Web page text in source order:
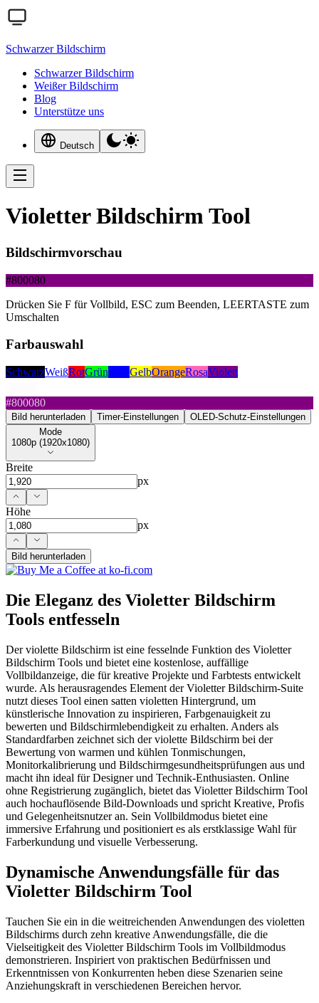
Schwarzer Bildschirm
Schwarzer Bildschirm
Weißer Bildschirm
Blog
Unterstütze uns
Deutsch
Violetter Bildschirm Tool
Bildschirmvorschau
#800080
Drücken Sie F für Vollbild, ESC zum Beenden, LEERTASTE zum
Umschalten
Farbauswahl
SchwarzWeißRotGrün GelbOrangeRosaViolett
#800080
Bild herunterladen Timer-Einstellungen OLED-Schutz-Einstellungen
Mode
Mode
1080p (1920x1080)
Breite
px
Höhe
px
Bild herunterladen
Die Eleganz des Violetter Bildschirm
Tools entfesseln
Der violette Bildschirm ist eine fesselnde Funktion des Violetter
Bildschirm Tools und bietet eine kostenlose, auffällige
Vollbildanzeige, die für kreative Projekte und Farbtests entwickelt
wurde. Als herausragendes Element der Violetter Bildschirm-Suite
nutzt dieses Tool einen satten violetten Hintergrund, um
künstlerische Innovation zu inspirieren, Farbgenauigkeit zu
bewerten und Bildschirmlebendigkeit zu erhalten. Anders als
Standardfarben zeichnet sich der violette Bildschirm bei der
Bewertung von warmen und kühlen Tonmischungen,
Monitorkalibrierung und Bildschirmgesundheitsprüfungen aus und
macht ihn ideal für Designer und Technik-Enthusiasten. Online
ohne Registrierung zugänglich, bietet das Violetter Bildschirm Tool
auch hochauflösende Bild-Downloads und spricht Kreative, Profis
und Gelegenheitsnutzer an. Sein Vollbildmodus bietet eine
immersive Erfahrung und positioniert es als erstklassige Wahl für
Farberkundung und visuelle Verbesserung.
Dynamische Anwendungsfälle für das
Violetter Bildschirm Tool
Tauchen Sie ein in die weitreichenden Anwendungen des violetten
Bildschirms durch zehn kreative Anwendungsfälle, die die
Vielseitigkeit des Violetter Bildschirm Tools im Vollbildmodus
demonstrieren. Inspiriert von praktischen Bedürfnissen und
Erkenntnissen von Konkurrenten heben diese Szenarien seine
Anziehungskraft in verschiedenen Bereichen hervor.